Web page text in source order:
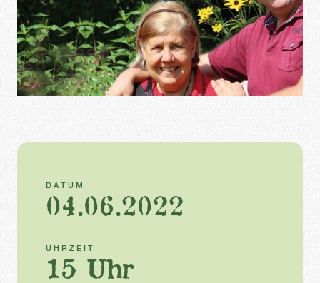
DATUM
04.06.2022
UHRZEIT
15 Uhr